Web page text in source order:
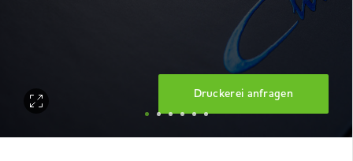
Druckerei anfragen